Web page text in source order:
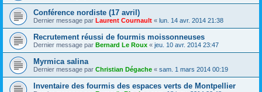
Conférence nordiste (17 avril)
Dernier message par Laurent Cournault « lun. 14 avr. 2014 21:38
Recrutement réussi de fourmis moissonneuses
Dernier message par Bernard Le Roux « jeu. 10 avr. 2014 23:47
Myrmica salina
Dernier message par Christian Dégache « sam. 1 mars 2014 00:19
Inventaire des fourmis des espaces verts de Montpellier